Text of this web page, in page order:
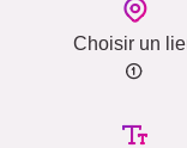
Choisir un